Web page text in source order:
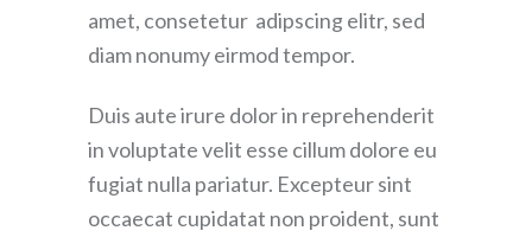
amet, consetetur adipscing elitr, sed
diam nonumy eirmod tempor.
Duis aute irure dolor in reprehenderit
in voluptate velit esse cillum dolore eu
fugiat nulla pariatur. Excepteur sint
occaecat cupidatat non proident, sunt